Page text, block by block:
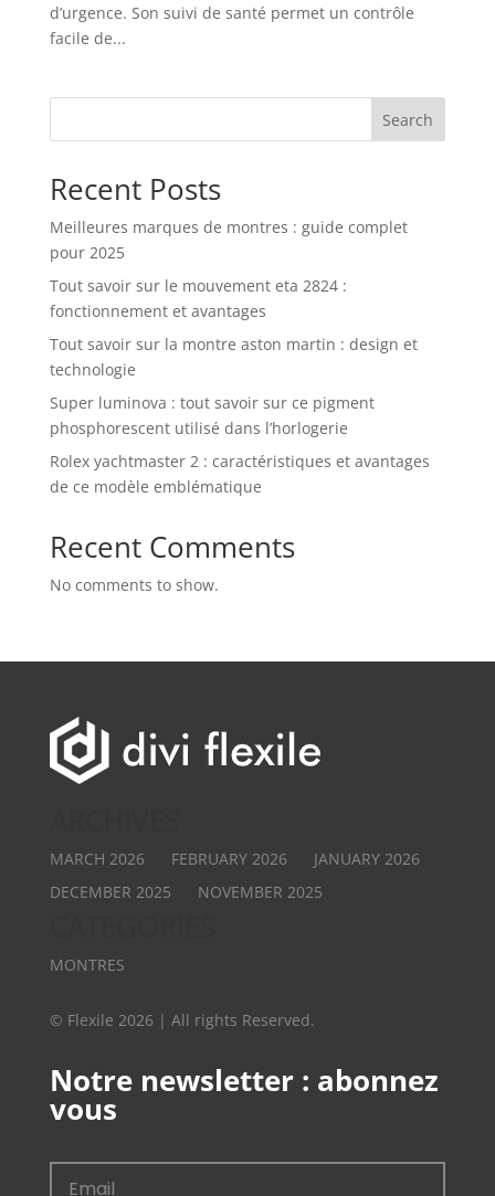
d’urgence. Son suivi de santé permet un contrôle
facile de...
Search
Recent Posts
Meilleures marques de montres : guide complet
pour 2025
Tout savoir sur le mouvement eta 2824 :
fonctionnement et avantages
Tout savoir sur la montre aston martin : design et
technologie
Super luminova : tout savoir sur ce pigment
phosphorescent utilisé dans l’horlogerie
Rolex yachtmaster 2 : caractéristiques et avantages
de ce modèle emblématique
Recent Comments
No comments to show.
MARCH 2026 FEBRUARY 2026
JANUARY 2026
DECEMBER 2025
NOVEMBER 2025
MONTRES
© Flexile 2026 | All rights Reserved.
Notre newsletter : abonnez
vous